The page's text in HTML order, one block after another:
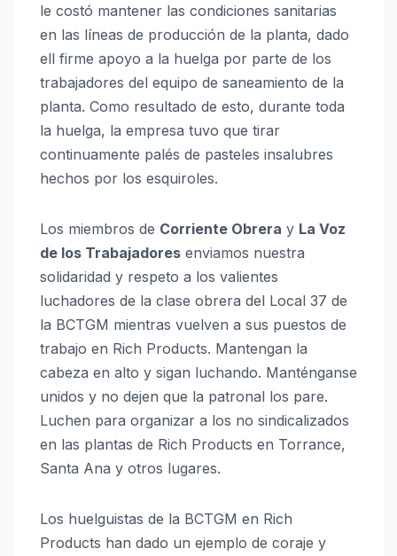
le costó mantener las condiciones sanitarias
en las líneas de producción de la planta, dado
ell firme apoyo a la huelga por parte de los
trabajadores del equipo de saneamiento de la
planta. Como resultado de esto, durante toda
la huelga, la empresa tuvo que tirar
continuamente palés de pasteles insalubres
hechos por los esquiroles.
Los miembros de Corriente Obrera y La Voz
de los Trabajadores enviamos nuestra
solidaridad y respeto a los valientes
luchadores de la clase obrera del Local 37 de
la BCTGM mientras vuelven a sus puestos de
trabajo en Rich Products. Mantengan la
cabeza en alto y sigan luchando. Manténganse
unidos y no dejen que la patronal los pare.
Luchen para organizar a los no sindicalizados
en las plantas de Rich Products en Torrance,
Santa Ana y otros lugares.
Los huelguistas de la BCTGM en Rich
Products han dado un ejemplo de coraje y